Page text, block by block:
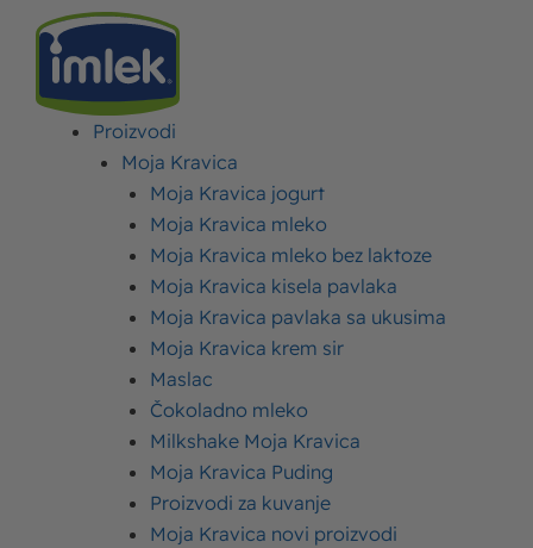
Proizvodi
Moja Kravica
Moja Kravica jogurt
Moja Kravica mleko
Moja Kravica mleko bez laktoze
Moja Kravica kisela pavlaka
Moja Kravica pavlaka sa ukusima
Moja Kravica krem sir
Maslac
Čokoladno mleko
Milkshake Moja Kravica
Moja Kravica Puding
Proizvodi za kuvanje
Moja Kravica novi proizvodi
>NAGRADNE IGRE
NAVIJAJ SA NAMA I
OSVOJI
23. jul 2024. Ažurirano: 22. jul 2024. Autor:Imlek
Nagradni konkurs se organizuje pod nazivom
„NAVIJAJ SA NAMA I OSVOJI počinje 23.07.2024.
godine u 12:00 časova i završava se 25.07.2024.